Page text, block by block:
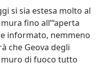
si sia estesa molto al
fino all’“aperta
informato, nemmeno
che Geova degli
muro di fuoco tutto